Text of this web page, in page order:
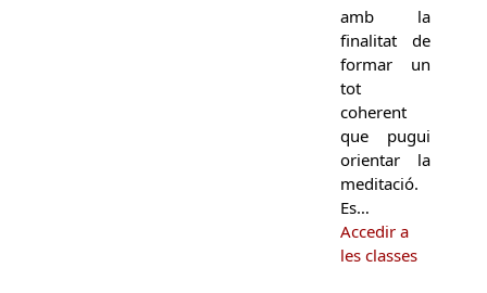
amb la
finalitat de
formar un
tot
coherent
que pugui
orientar la
meditació.
Es…
Accedir a
les classes